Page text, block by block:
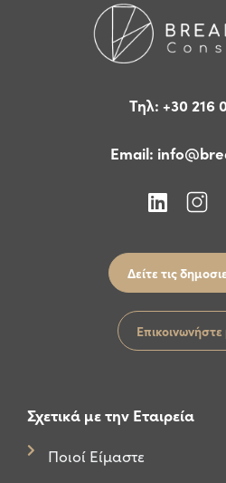
Τηλ: +30 216
Email:
Δείτε τις
Σχετικά με την Εταιρεία
Ποιοί Είμαστε